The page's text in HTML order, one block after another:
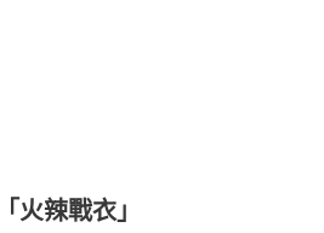
火辣戰衣」